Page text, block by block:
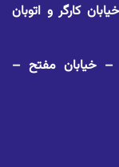
کارگر و اتوبان
– خیابان مفتح –